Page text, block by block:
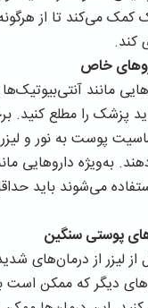
می‌کند تا از
کند.
خاص
مانند
پزشک را مطلع کنید.
پوست به نور و
به‌ویژه داروهایی
پوستی سنگین
لیزر از درمان‌های
دیگر که ممکن